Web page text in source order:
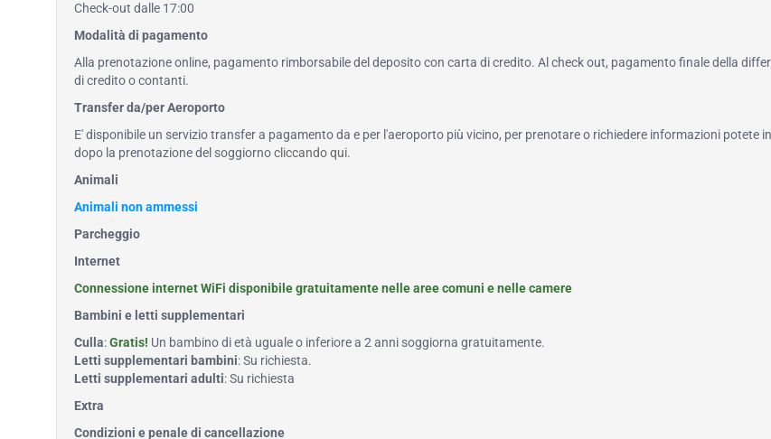
Check-out dalle 17:00
Modalità di pagamento
Alla prenotazione online, pagamento rimborsabile del deposito con carta di credito. Al check out, pagamento finale della
di credito o contanti.
Transfer da/per Aeroporto
E' disponibile un servizio transfer a pagamento da e per l'aeroporto più vicino, per prenotare o richiedere informazioni potete
dopo la prenotazione del soggiornocliccando qui.
Animali
Animali non ammessi
Parcheggio
Internet
Connessione internet WiFi disponibile gratuitamente nelle aree comuni e nelle camere
Bambini e letti supplementari
Culla:Gratis! Un bambino di età uguale o inferiore a 2 anni soggiorna gratuitamente.
Letti supplementari bambini: Su richiesta.
Letti supplementari adulti: Su richiesta
Extra
Condizioni e penale di cancellazione